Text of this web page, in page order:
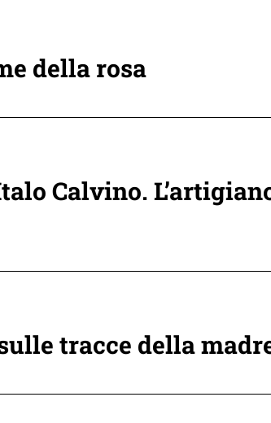
della rosa
Calvino.
tracce della